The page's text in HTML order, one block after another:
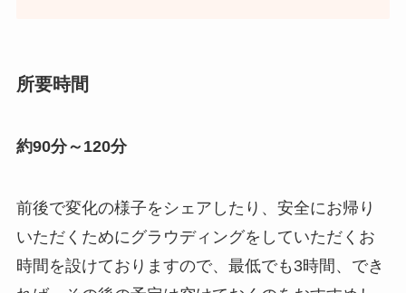
所要時間
約90分～120分
前後で変化の様子をシェアしたり、安全にお帰り
いただくためにグラウディングをしていただくお
時間を設けておりますので、最低でも3時間、でき